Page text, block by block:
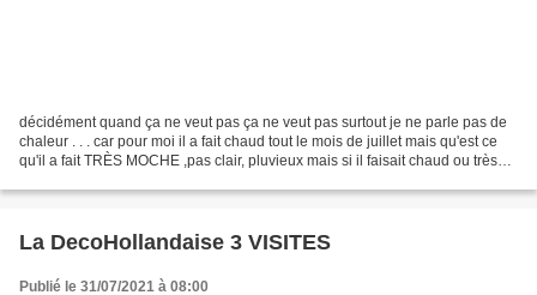
décidément quand ça ne veut pas ça ne veut pas surtout je ne parle pas de
chaleur . . . car pour moi il a fait chaud tout le mois de juillet mais qu'est ce
qu'il a fait TRÈS MOCHE ,pas clair, pluvieux mais si il faisait chaud ou très
La DecoHollandaise 3 VISITES
Publié le 31/07/2021 à 08:00